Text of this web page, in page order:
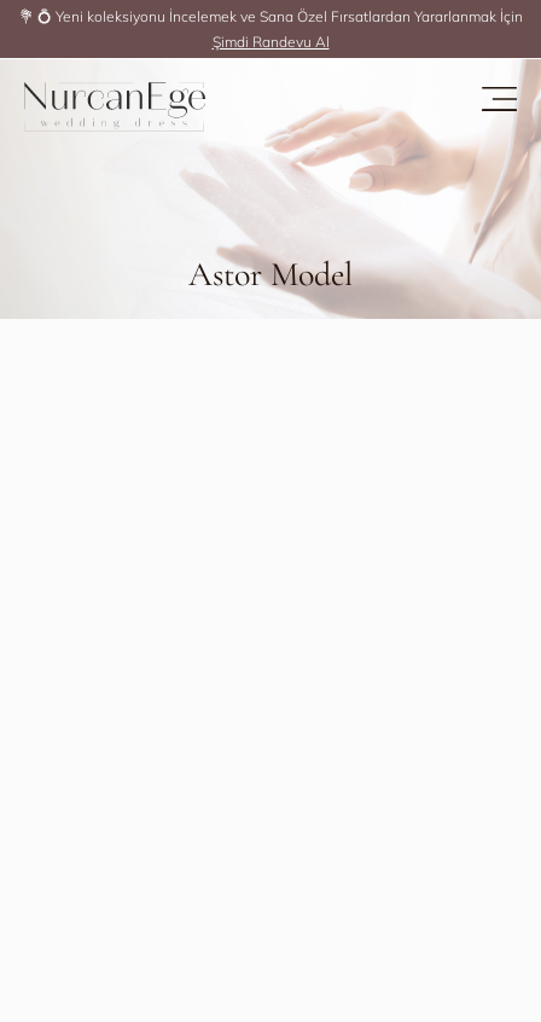
💐 💍 Yeni koleksiyonu İncelemek ve Sana Özel Fırsatlardan Yararlanmak İçin
Şimdi Randevu Al
Astor Model